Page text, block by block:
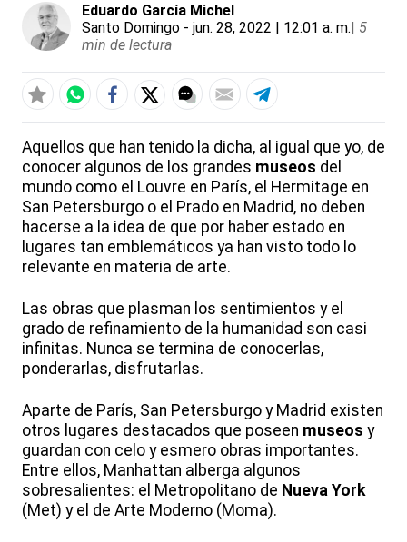
Eduardo García Michel
Santo Domingo - jun. 28, 2022 | 12:01 a. m.| 5
min de lectura
Aquellos que han tenido la dicha, al igual que yo, de
conocer algunos de los grandes museos del
mundo como el Louvre en París, el Hermitage en
San Petersburgo o el Prado en Madrid, no deben
hacerse a la idea de que por haber estado en
lugares tan emblemáticos ya han visto todo lo
relevante en materia de arte.
Las obras que plasman los sentimientos y el
grado de refinamiento de la humanidad son casi
infinitas. Nunca se termina de conocerlas,
ponderarlas, disfrutarlas.
Aparte de París, San Petersburgo y Madrid existen
otros lugares destacados que poseen museos y
guardan con celo y esmero obras importantes.
Entre ellos, Manhattan alberga algunos
sobresalientes: el Metropolitano de Nueva York
(Met) y el de Arte Moderno (Moma).